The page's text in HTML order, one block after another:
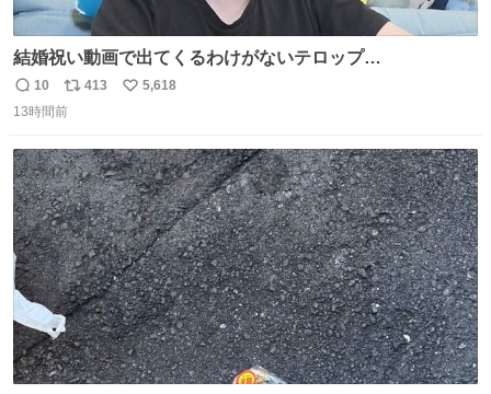
結婚祝い動画で出てくるわけがないテロップ
youtu.be/4pJ7U22AYtw
返
信
10
リ
ポ
ト
数
413
い
数
5,618
13時間前